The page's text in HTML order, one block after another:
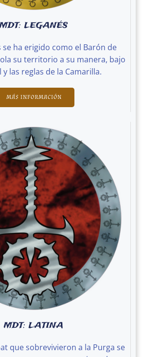
MDT: LEGANÉS
se ha erigido como el Barón de
su territorio a su manera, bajo
las reglas de la Camarilla.
MÁS INFORMACIÓN
MDT: LATINA
que sobrevivieron a la Purga se